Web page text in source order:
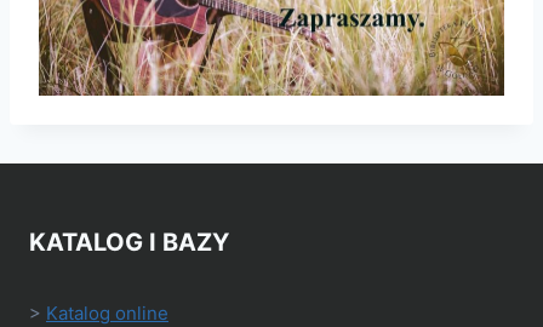
KATALOG I BAZY
> Katalog online